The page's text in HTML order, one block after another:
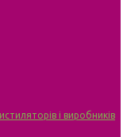
і виробників